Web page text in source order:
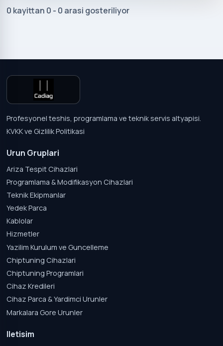
0 kayittan 0 - 0 arasi gosteriliyor
Profesyonel teshis, programlama ve teknik servis altyapisi.
KVKK ve Gizlilik Politikasi
Urun Gruplari
Ariza Tespit Cihazlari
Programlama & Modifikasyon Cihazlari
Teknik Ekipmanlar
Yedek Parca
Kablolar
Hizmetler
Yazilim Kurulum ve Guncelleme
Chiptuning Cihazlari
Chiptuning Programlari
Cihaz Kredileri
Cihaz Parca & Yardimci Urunler
Markalara Gore Urunler
Iletisim